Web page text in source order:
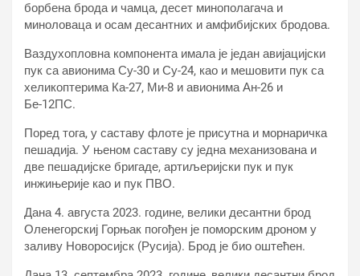
борбена брода и чамца, десет минополагача и
миноловаца и осам десантних и амфибијских бродова.
Ваздухопловна компонента имала је један авијацијски
пук са авионима Су-30 и Су-24, као и мешовити пук са
хеликоптерима Ка-27, Ми-8 и авионима Ан-26 и
Бе-12ПС.
Поред тога, у саставу флоте је присутна и морнаричка
пешадија. У њеном саставу су једна механизована и
две пешадијске бригаде, артиљеријски пук и пук
инжињерије као и пук ПВО.
Дана 4. августа 2023. године, велики десантни брод
Оленегорскиј Горњак погођен је поморским дроном у
заливу Новоросијск (Русија). Брод је био оштећен.